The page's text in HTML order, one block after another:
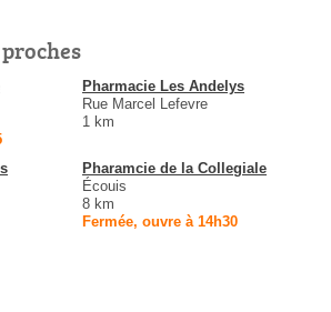
Pharmacie Les Andelys
Rue Marcel Lefevre
1 km
Pharamcie de la Collegiale
Écouis
8 km
Fermée, ouvre à 14h30